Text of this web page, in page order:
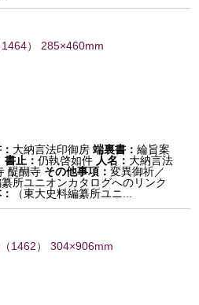
1464） 285×460mm
大納言法印御房 端裏書：綸旨案
書止：仍執啓如件 人名： 大納言法
醍醐寺 その他事項：変異御祈／
纂所ユニオンカタログへのリンク
（東大史料編纂所ユニ...
（1462） 304×906mm